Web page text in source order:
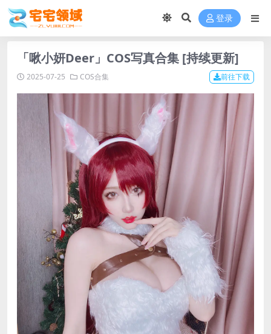
登录
「啾小妍Deer」COS写真合集 [持续更新]
2025-07-25 COS合集 前往下载